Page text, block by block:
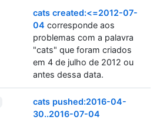
cats created:<=2012-07-
04 corresponde aos
problemas com a palavra
"cats" que foram criados
em 4 de julho de 2012 ou
antes dessa data.
cats pushed:2016-04-
30..2016-07-04